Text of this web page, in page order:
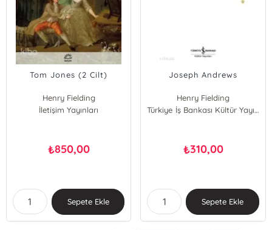
Tom Jones (2 Cilt)
Henry Fielding
İletişim Yayınları
₺850,00
Sepete Ekle
Joseph Andrews
Henry Fielding
Türkiye İş Bankası Kültür Yayınları
₺310,00
Sepete Ekle